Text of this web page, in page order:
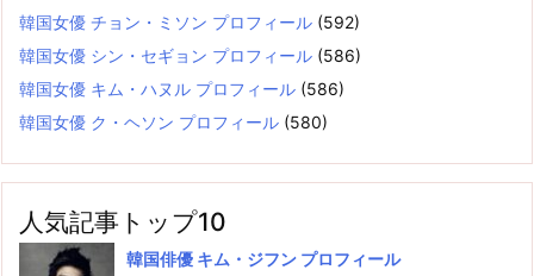
韓国女優 チョン・ミソン プロフィール (592)
韓国女優 シン・セギョン プロフィール (586)
韓国女優 キム・ハヌル プロフィール (586)
韓国女優 ク・ヘソン プロフィール (580)
人気記事トップ10
韓国俳優 キム・ジフン プロフィール